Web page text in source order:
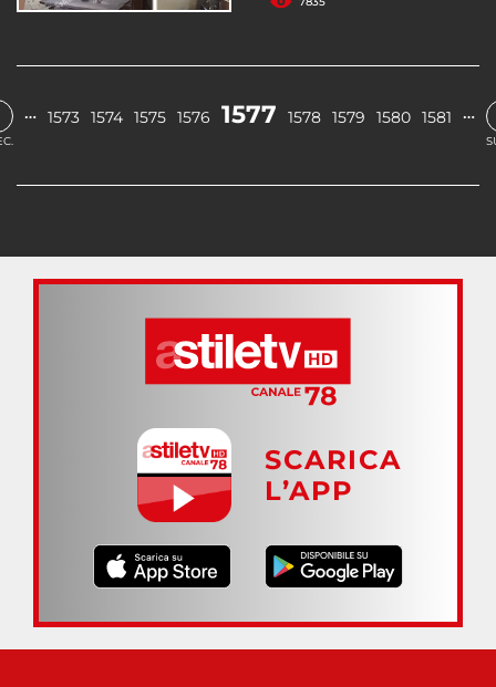
… 1573 1574 1575 1576 1577 1578 1579 1580 1581 …
SCARICA
L’APP